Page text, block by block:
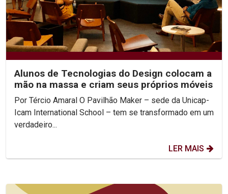
Alunos de Tecnologias do Design colocam a
mão na massa e criam seus próprios móveis
Por Tércio Amaral O Pavilhão Maker – sede da Unicap-
Icam International School – tem se transformado em um
verdadeiro...
LER MAIS